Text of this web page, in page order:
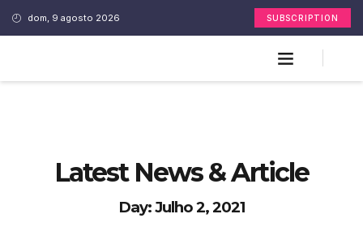
dom, 9 agosto 2026 SUBSCRIPTION
Latest News & Article
Day: Julho 2, 2021